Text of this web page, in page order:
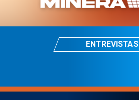
ENTREVISTAS